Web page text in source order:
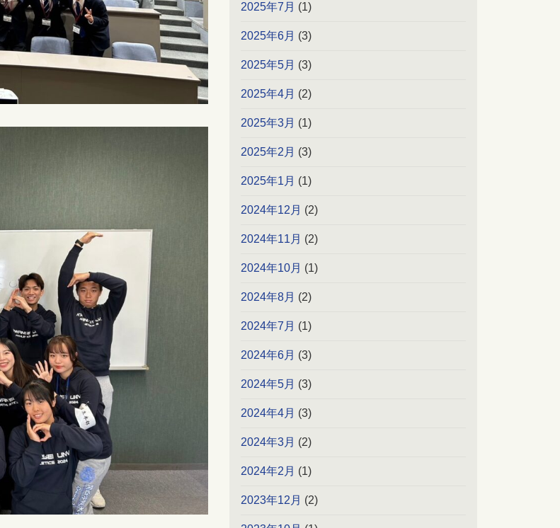
2025年7月 (1)
2025年6月 (3)
2025年5月 (3)
2025年4月 (2)
2025年3月 (1)
2025年2月 (3)
2025年1月 (1)
2024年12月 (2)
2024年11月 (2)
2024年10月 (1)
2024年8月 (2)
2024年7月 (1)
2024年6月 (3)
2024年5月 (3)
2024年4月 (3)
2024年3月 (2)
2024年2月 (1)
2023年12月 (2)